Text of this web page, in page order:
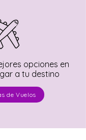
opciones en
a tu destino
de Vuelos